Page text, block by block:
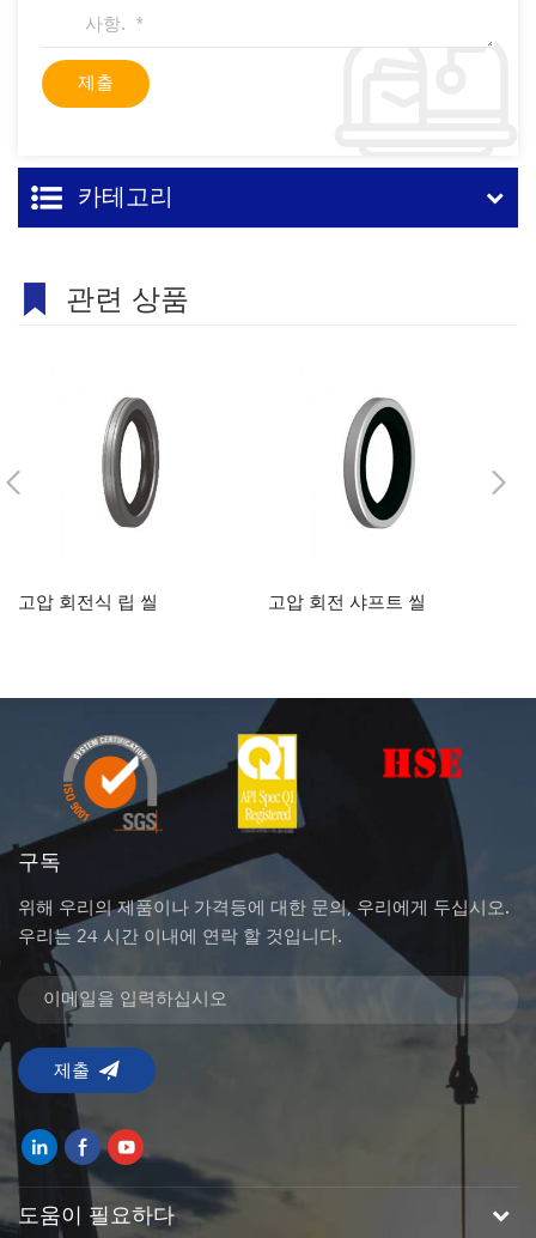
카테고리
관련 상품
고압 회전식 립 씰 고압 회전 샤프트 씰
구독
위해 우리의 제품이나 가격등에 대한 문의, 우리에게 두십시오.
우리는 24 시간 이내에 연락 할 것입니다.
도움이 필요하다